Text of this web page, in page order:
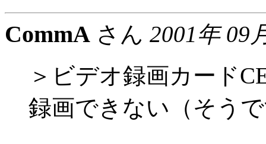
CommA さん 2001年 09
＞ビデオ録画カード
録画できない（そう